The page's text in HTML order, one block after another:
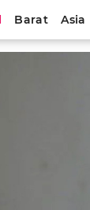
Barat Asia